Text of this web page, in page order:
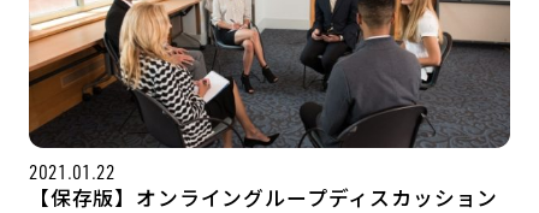
2021.01.22
【保存版】オンライングループディスカッション